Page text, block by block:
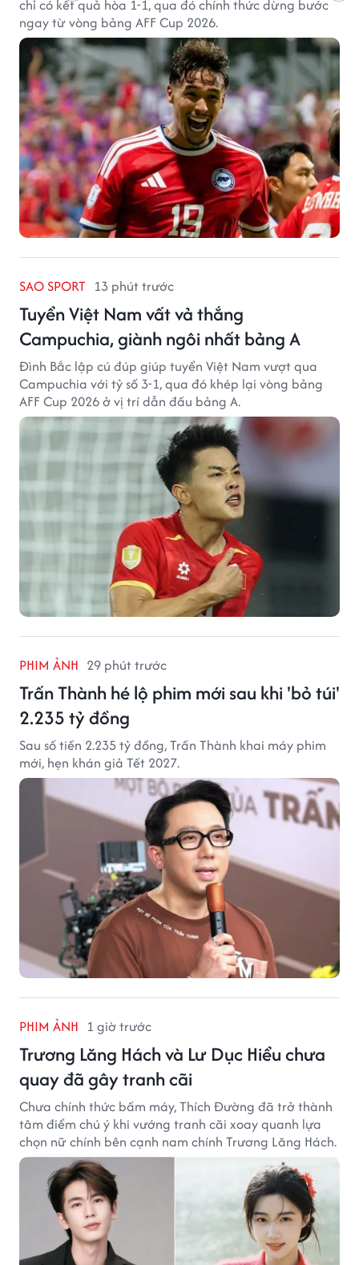
chỉ có kết quả hòa 1-1, qua đó chính thức dừng bước
ngay từ vòng bảng AFF Cup 2026.
SAO SPORT 13 phút trước
Tuyển Việt Nam vất vả thắng
Campuchia, giành ngôi nhất bảng A
Đình Bắc lập cú đúp giúp tuyển Việt Nam vượt qua
Campuchia với tỷ số 3-1, qua đó khép lại vòng bảng
AFF Cup 2026 ở vị trí dẫn đầu bảng A.
PHIM ẢNH 29 phút trước
Trấn Thành hé lộ phim mới sau khi 'bỏ túi'
2.235 tỷ đồng
Sau số tiền 2.235 tỷ đồng, Trấn Thành khai máy phim
mới, hẹn khán giả Tết 2027.
PHIM ẢNH 1 giờ trước
Trương Lăng Hách và Lư Dục Hiểu chưa
quay đã gây tranh cãi
Chưa chính thức bấm máy, Thích Đường đã trở thành
tâm điểm chú ý khi vướng tranh cãi xoay quanh lựa
chọn nữ chính bên cạnh nam chính Trương Lăng Hách.